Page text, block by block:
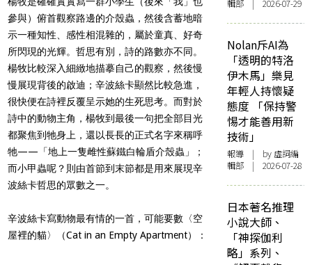
參與）俯首觀察路邊的介殼蟲，然後含蓄地暗
示一種知性、感性相混雜的，屬於童真、好奇
所閃現的光輝。哲思有別，詩的路數亦不同。
楊牧比較深入細緻地描摹自己的觀察，然後慢
慢展現背後的啟迪；辛波絲卡顯然比較急進，
很快便在詩裡反覆呈示她的生死思考。而對於
詩中的動物主角，楊牧到最後一句把全部目光
都聚焦到牠身上，還以長長的正式名字來稱呼
牠——「地上一隻雌性蘇鐵白輪盾介殼蟲」；
而小甲蟲呢？則由首節到末節都是用來展現辛
波絲卡哲思的眾數之一。
辛波絲卡寫動物最有情的一首，可能要數〈空
屋裡的貓〉（Cat in an Empty Apartment）：
輯部 | 2026-07-29
Nolan斥AI為
「透明的特洛
伊木馬」樂見
年輕人持懷疑
態度 「保持警
惕才能善用新
技術」
報導 | by 虛詞編
輯部 | 2026-07-28
日本著名推理
小說大師、
「神探伽利
略」系列、